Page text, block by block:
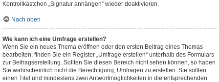
Kontrollkästchen „Signatur anhängen“ wieder deaktivieren.
Nach oben
Wie kann ich eine Umfrage erstellen?
Wenn Sie ein neues Thema eröffnen oder den ersten Beitrag eines Themas
bearbeiten, finden Sie ein Register „Umfrage erstellen“ unterhalb des Formulars
zur Beitragserstellung. Sollten Sie diesen Bereich nicht sehen können, so haben
Sie wahrscheinlich nicht die Berechtigung, Umfragen zu erstellen. Sie sollten
einen Titel und mindestens zwei Antwortmöglichkeiten in die entsprechenden